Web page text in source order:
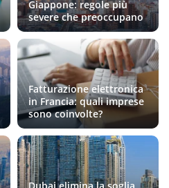
Giappone: regole più
severe che preoccupano
Fatturazione elettronica
in Francia: quali imprese
sono coinvolte?